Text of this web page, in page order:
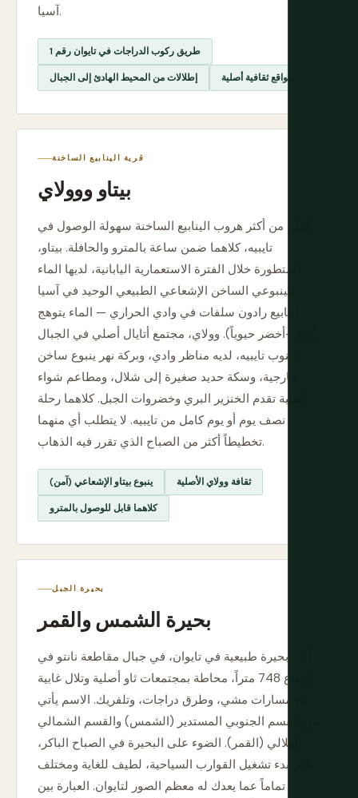
آسيا.
طريق ركوب الدراجات في تايوان رقم 1
إطلالات من المحيط الهادئ إلى الجبال مواقع ثقافية أصلية
قرية الينابيع الساخنة
بيتاو ووولاي
اثنان من أكثر هروب الينابيع الساخنة سهولة الوصول في
تايبيه، كلاهما ضمن ساعة بالمترو والحافلة. بيتاو،
المتطورة خلال الفترة الاستعمارية اليابانية، لديها الماء
الينبوعي الساخن الإشعاعي الطبيعي الوحيد في آسيا
(ينابيع رادون سلفات في وادي الحراري — الماء يتوهج
أزرق-أخضر حيوياً). وولاي، مجتمع أتايال أصلي في الجبال
جنوب تايبيه، لديه مناظر وادي، وبركة نهر ينبوع ساخن
خارجية، وسكة حديد صغيرة إلى شلال، ومطاعم شواء
أصلية تقدم الخنزير البري وخضروات الجبل. كلاهما رحلة
نصف يوم أو يوم كامل من تايبيه. لا يتطلب أي منهما
تخطيطاً أكثر من الصباح الذي تقرر فيه الذهاب.
ينبوع بيتاو الإشعاعي (آمن) ثقافة وولاي الأصلية
كلاهما قابل للوصول بالمترو
بحيرة الجبل
بحيرة الشمس والقمر
أكبر بحيرة طبيعية في تايوان، في جبال مقاطعة نانتو في
ارتفاع 748 متراً، محاطة بمجتمعات ثاو أصلية وتلال غابية
مع مسارات مشي، وطرق دراجات، وتلفريك. الاسم يأتي
من القسم الجنوبي المستدير (الشمس) والقسم الشمالي
الهلالي (القمر). الضوء على البحيرة في الصباح الباكر،
قبل بدء تشغيل القوارب السياحية، لطيف للغاية ومختلف
تماماً عما يعدك له معظم الصور لتايوان. العبارة بين